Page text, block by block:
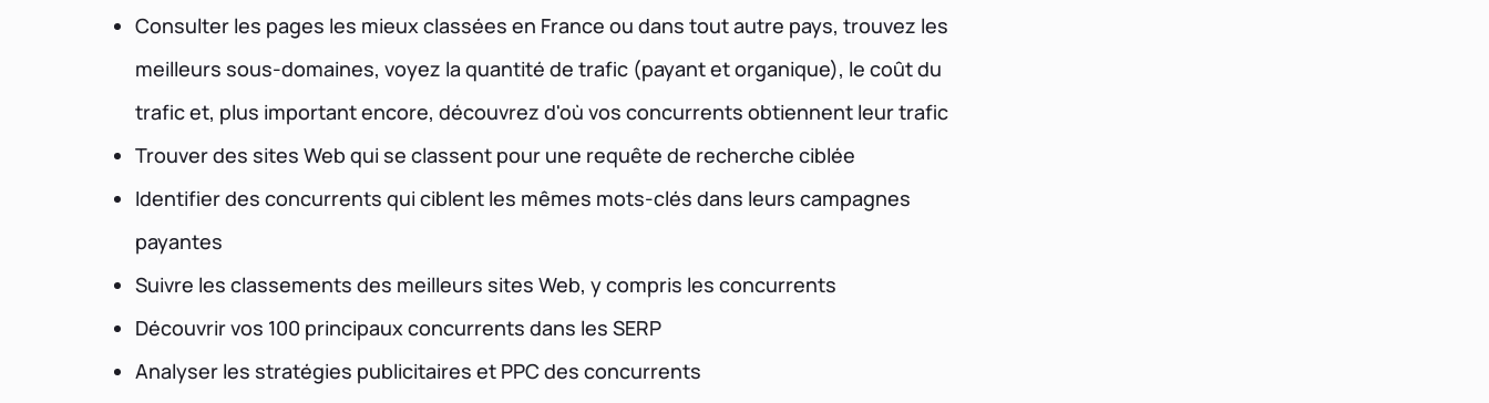
Consulter les pages les mieux classées en France ou dans tout autre pays, trouvez les
meilleurs sous-domaines, voyez la quantité de trafic (payant et organique), le coût du
trafic et, plus important encore, découvrez d'où vos concurrents obtiennent leur trafic
Trouver des sites Web qui se classent pour une requête de recherche ciblée
Identifier des concurrents qui ciblent les mêmes mots-clés dans leurs campagnes
payantes
Suivre les classements des meilleurs sites Web, y compris les concurrents
Découvrir vos 100 principaux concurrents dans les SERP
Analyser les stratégies publicitaires et PPC des concurrents